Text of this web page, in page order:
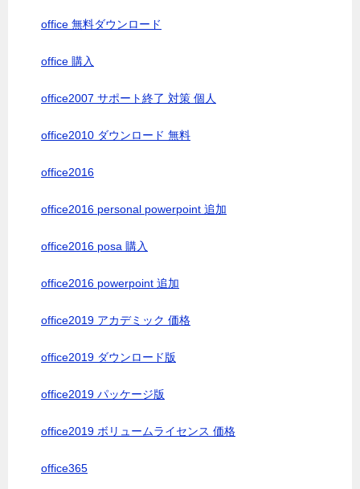
office 無料ダウンロード
office 購入
office2007 サポート終了 対策 個人
office2010 ダウンロード 無料
office2016
office2016 personal powerpoint 追加
office2016 posa 購入
office2016 powerpoint 追加
office2019 アカデミック 価格
office2019 ダウンロード版
office2019 パッケージ版
office2019 ボリュームライセンス 価格
office365